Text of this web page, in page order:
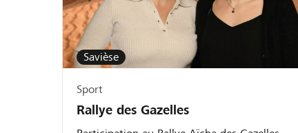
Savièse
Sport
Rallye des Gazelles